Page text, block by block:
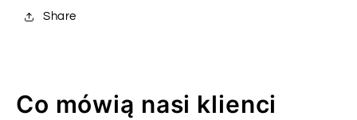
Share
Co mówią nasi klienci